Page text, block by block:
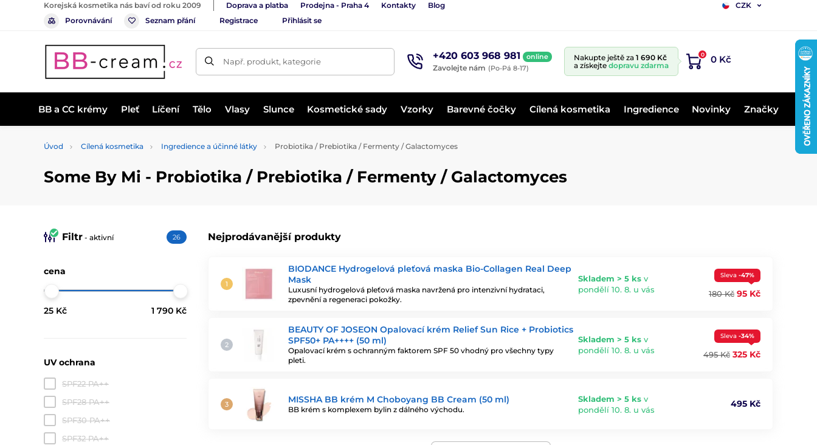
Korejská kosmetika nás baví od roku 2009 Doprava a platba Prodejna - Praha 4 Kontakty Blog
CZK
Porovnávání
Seznam přání Registrace Přihlásit se
Např. produkt, kategorie +420 603 968 981 online
Zavolejte nám (Po-Pá 8-17)
Nakupte ještě za 1 690 Kč
a získejte dopravu zdarma
0 0 Kč
BB a CC krémy Pleť Líčení Tělo Vlasy Slunce Kosmetické sady Vzorky Barevné čočky Cílená kosmetika Ingredience Novinky Značky
Úvod Cílená kosmetika Ingredience a účinné látky Probiotika / Prebiotika / Fermenty / Galactomyces
Some By Mi - Probiotika / Prebiotika / Fermenty / Galactomyces
Nejprodávanější produkty
BIODANCE Hydrogelová pleťová maska Bio-Collagen Real Deep
Mask
Luxusní hydrogelová pleťová maska navržená pro intenzivní hydrataci,
zpevnění a regeneraci pokožky.
Skladem > 5 ks v
pondělí 10. 8. u vás
Sleva -47%
180 Kč 95 Kč
BEAUTY OF JOSEON Opalovací krém Relief Sun Rice + Probiotics
SPF50+ PA++++ (50 ml)
Opalovací krém s ochranným faktorem SPF 50 vhodný pro všechny typy
pleti.
Skladem > 5 ks v
pondělí 10. 8. u vás
Sleva -34%
495 Kč 325 Kč
MISSHA BB krém M Choboyang BB Cream (50 ml)
BB krém s komplexem bylin z dálného východu.
Skladem > 5 ks v
pondělí 10. 8. u vás
495 Kč
Filtr - aktivní 26
cena
25 Kč 1 790 Kč
UV ochrana
SPF22 PA++
SPF28 PA++
SPF30 PA++
SPF32 PA++